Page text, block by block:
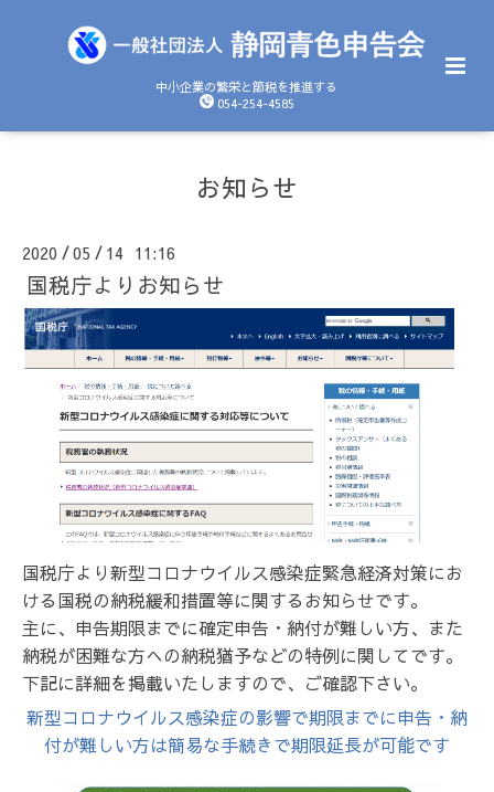
中小企業の繁栄と節税を推進する
054-254-4585
お知らせ
2020 /05 / 14 11:16
国税庁よりお知らせ
国税庁より新型コロナウイルス感染症緊急経済対策にお
ける国税の納税緩和措置等に関するお知らせです。
主に、申告期限までに確定申告・納付が難しい方、また
納税が困難な方への納税猶予などの特例に関してです。
下記に詳細を掲載いたしますので、ご確認下さい。
新型コロナウイルス感染症の影響で期限までに申告・納
付が難しい方は簡易な手続きで期限延長が可能です